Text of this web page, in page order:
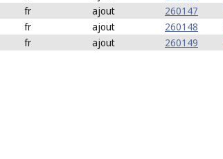
fr
ajout 260147
fr
ajout 260148
fr
ajout 260149